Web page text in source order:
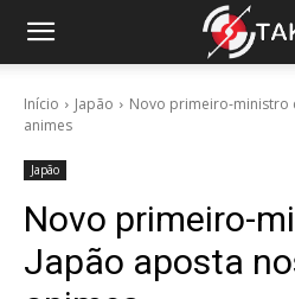
Início Japão
Novo primeiro-ministro
animes
Japão
Novo primeiro-
Japão aposta